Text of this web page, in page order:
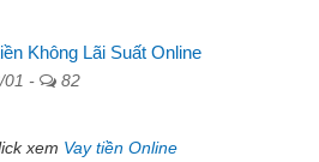
Không Lãi Suất Online
01 - 82
xem Vay tiền Online